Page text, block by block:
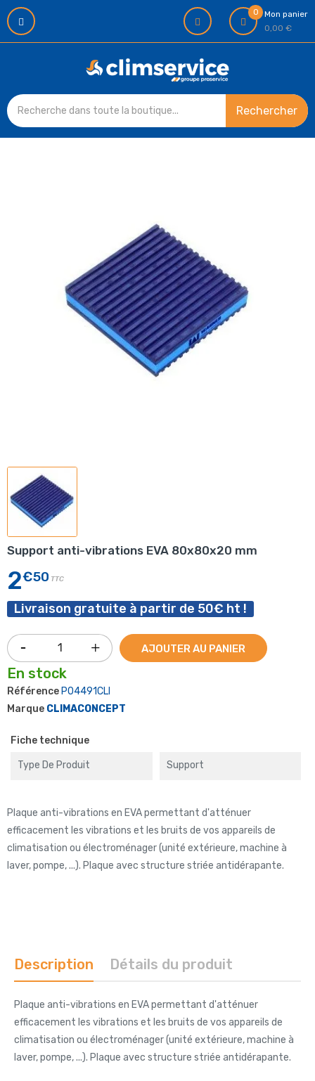
0
Mon panier
0,00 €
Rechercher
Support anti-vibrations EVA 80x80x20 mm
2€50 TTC
Livraison gratuite à partir de 50€ ht !
AJOUTER AU PANIER
En stock
Référence P04491CLI
Marque CLIMACONCEPT
Fiche technique
Type De Produit Support
Plaque anti-vibrations en EVA permettant d'atténuer
efficacement les vibrations et les bruits de vos appareils de
climatisation ou électroménager (unité extérieure, machine à
laver, pompe, ...). Plaque avec structure striée antidérapante.
Description Détails du produit
Plaque anti-vibrations en EVA permettant d'atténuer
efficacement les vibrations et les bruits de vos appareils de
climatisation ou électroménager (unité extérieure, machine à
laver, pompe, ...). Plaque avec structure striée antidérapante.